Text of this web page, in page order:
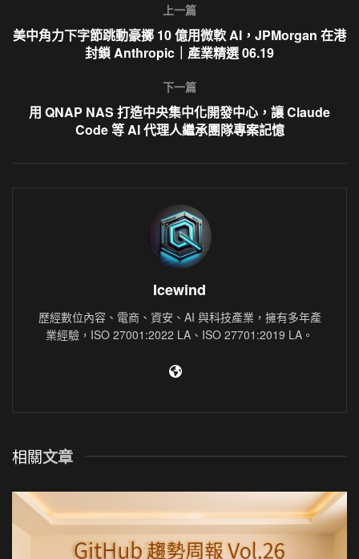
上一篇
美中角力下字節跳動豪擲 10 億用微軟 AI，JPMorgan 在港
封鎖 Anthropic｜產業精選 06.19
下一篇
用 QNAP NAS 打造中央集中化開發中心，讓 Claude
Code 等 AI 代理人繼承團隊專案記憶
Icewind
歷經數位內容、電商、資安、AI 與科技產業，擁有多年產
業經驗，ISO 27001:2022 LA、ISO 27701:2019 LA。
相關文章